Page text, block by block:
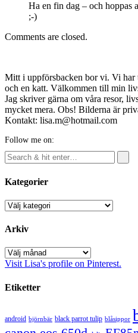
Ha en fin dag – och hoppas
;-)
Comments are closed.
Mitt i uppförsbacken bor vi. Vi har
och en katt. Välkommen till min
Jag skriver gärna om våra resor,
mycket mera. Obs! Bilderna är
Kontakt: lisa.m@hotmail.com
Follow me on:
Kategorier
Kategorier
Arkiv
Arkiv
Visit Lisa's profile on Pinterest.
Etiketter
android björnbär black parrot tulip blåsippor